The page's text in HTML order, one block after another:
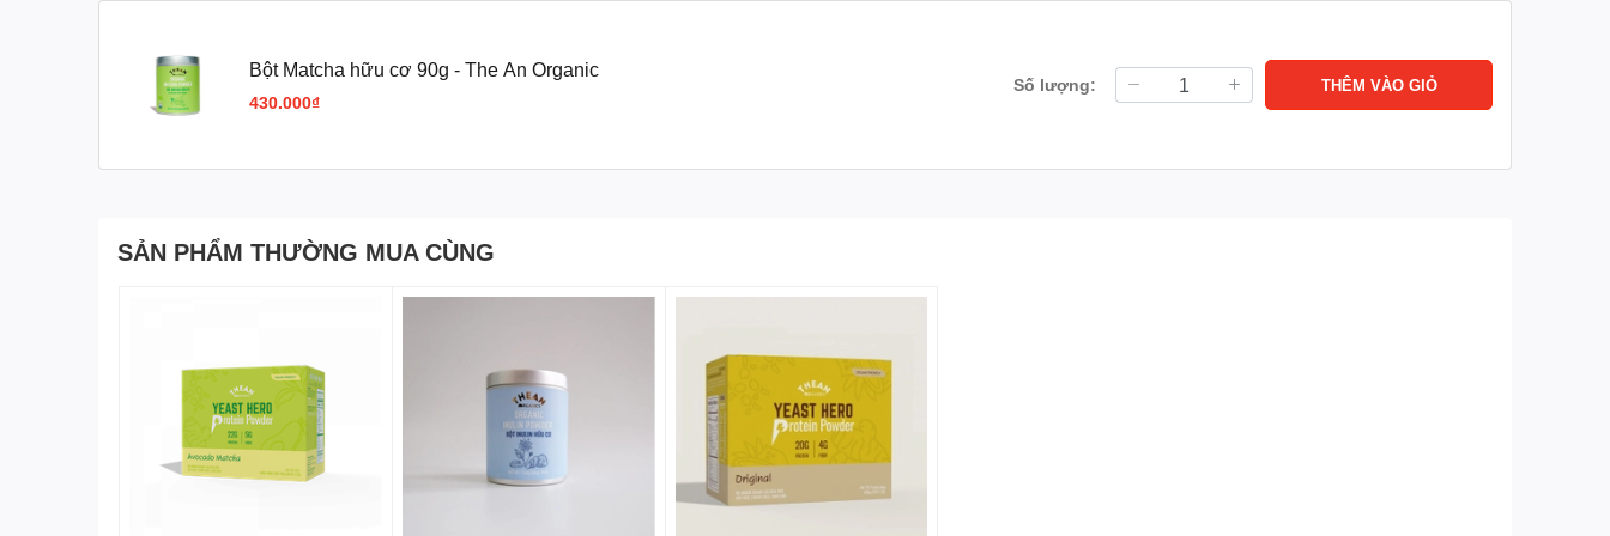
Hướng Dẫn Thưởng Thức Đúng Chuẩn
Để đánh thức trọn vẹn hương thơm và vị umami tự nhiên của matcha, bạn hãy pha chế theo công thức sau:
Mách nhỏ:
Bạn có thể dùng chổi chasen (chổi đánh trà bằng tre) đánh theo hình chữ W để tạo lớp bọt mịn
Câu Hỏi Thường Gặp (FAQs)
1. Matcha The An Organics có giàu chất chống oxy hóa không?
Matcha là một trong những thực phẩm tự nhiên giàu chất chống oxy hóa nhất. Kết quả kiểm nghiệm Matcha của
gần 5% EGCG– hợp chất chống oxy hóa nổi
Bột Matcha hữu cơ 90g - The An Organic
430.000₫
Số lượng: THÊM VÀO GIỎ
SẢN PHẨM THƯỜNG MUA CÙNG